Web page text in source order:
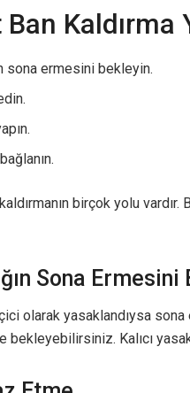
Kaldırma
sona ermesini bekleyin.
birçok yolu
Sona Ermesini
olarak yasaklandıysa
bekleyebilirsiniz. Kalıcı